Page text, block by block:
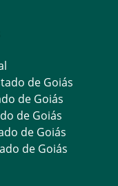
de Goiás
de Goiás
de Goiás
de Goiás
de Goiás